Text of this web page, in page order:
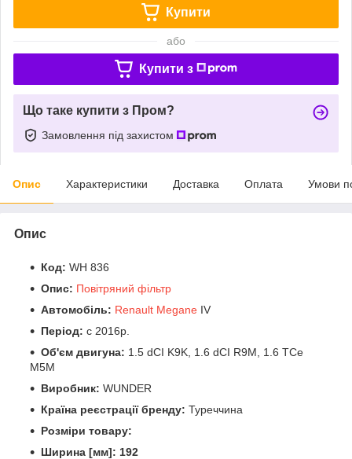
Купити
або
Купити з
Що таке купити з Пром?
Замовлення під захистом
Опис Характеристики Доставка Оплата Умови
Опис
Код: WH 836
Опис: Повітряний фільтр
Автомобіль: Renault Megane IV
Період: c 2016р.
Об'єм двигуна: 1.5 dCI K9K, 1.6 dCI R9M, 1.6 TCe
M5M
Виробник: WUNDER
Країна реєстрації бренду: Туреччина
Розміри товару:
Ширина [мм]: 192